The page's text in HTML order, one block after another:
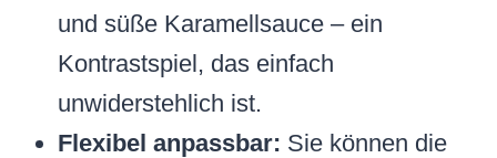
und süße Karamellsauce – ein
Kontrastspiel, das einfach
unwiderstehlich ist.
Flexibel anpassbar: Sie können die